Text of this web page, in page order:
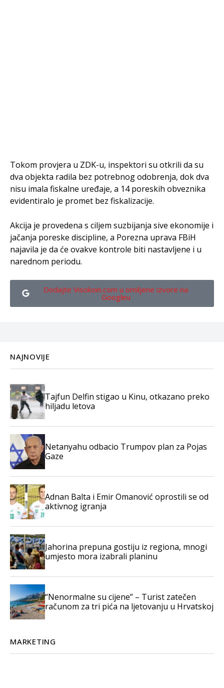
Tokom provjera u ZDK-u, inspektori su otkrili da su
dva objekta radila bez potrebnog odobrenja, dok dva
nisu imala fiskalne uređaje, a 14 poreskih obveznika
evidentiralo je promet bez fiskalizacije.
Akcija je provedena s ciljem suzbijanja sive ekonomije i
jačanja poreske discipline, a Porezna uprava FBiH
najavila je da će ovakve kontrole biti nastavljene i u
narednom periodu.
Dodajte Visokoin.com u omiljene izvore na
Googleu
NAJNOVIJE
Tajfun Delfin stigao u Kinu, otkazano preko
hiljadu letova
Netanyahu odbacio Trumpov plan za Pojas
Gaze
Adnan Balta i Emir Omanović oprostili se od
aktivnog igranja
Jahorina prepuna gostiju iz regiona, mnogi
umjesto mora izabrali planinu
“Nenormalne su cijene” – Turist zatečen
računom za tri pića na ljetovanju u Hrvatskoj
MARKETING